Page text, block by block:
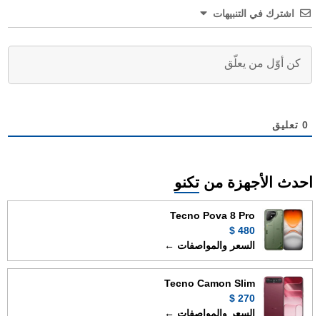
اشترك في التنبيهات
0 تعليق
احدث الأجهزة من تكنو
Tecno Pova 8 Pro
480 $
السعر والمواصفات ←
Tecno Camon Slim
270 $
السعر والمواصفات ←